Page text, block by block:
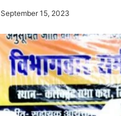
September 15, 2023